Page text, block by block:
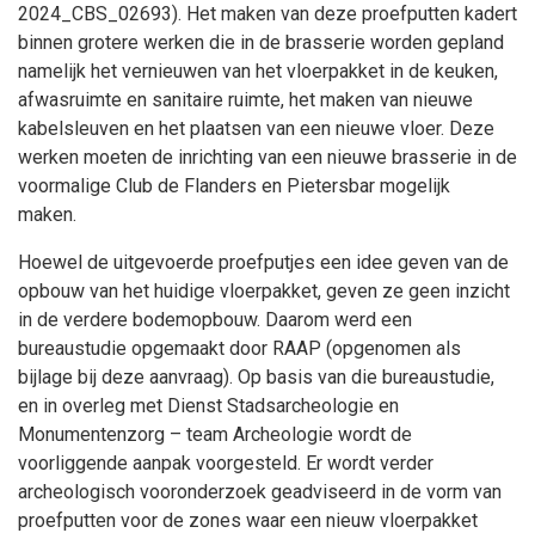
2024_CBS_02693). Het maken van deze proefputten kadert
binnen grotere werken die in de brasserie worden gepland
namelijk het vernieuwen van het vloerpakket in de keuken,
afwasruimte en sanitaire ruimte, het maken van nieuwe
kabelsleuven en het plaatsen van een nieuwe vloer. Deze
werken moeten de inrichting van een nieuwe brasserie in de
voormalige Club de Flanders en Pietersbar mogelijk
maken.
Hoewel de uitgevoerde proefputjes een idee geven van de
opbouw van het huidige vloerpakket, geven ze geen inzicht
in de verdere bodemopbouw. Daarom werd een
bureaustudie opgemaakt door RAAP (opgenomen als
bijlage bij deze aanvraag). Op basis van die bureaustudie,
en in overleg met Dienst Stadsarcheologie en
Monumentenzorg – team Archeologie wordt de
voorliggende aanpak voorgesteld. Er wordt verder
archeologisch vooronderzoek geadviseerd in de vorm van
proefputten voor de zones waar een nieuw vloerpakket